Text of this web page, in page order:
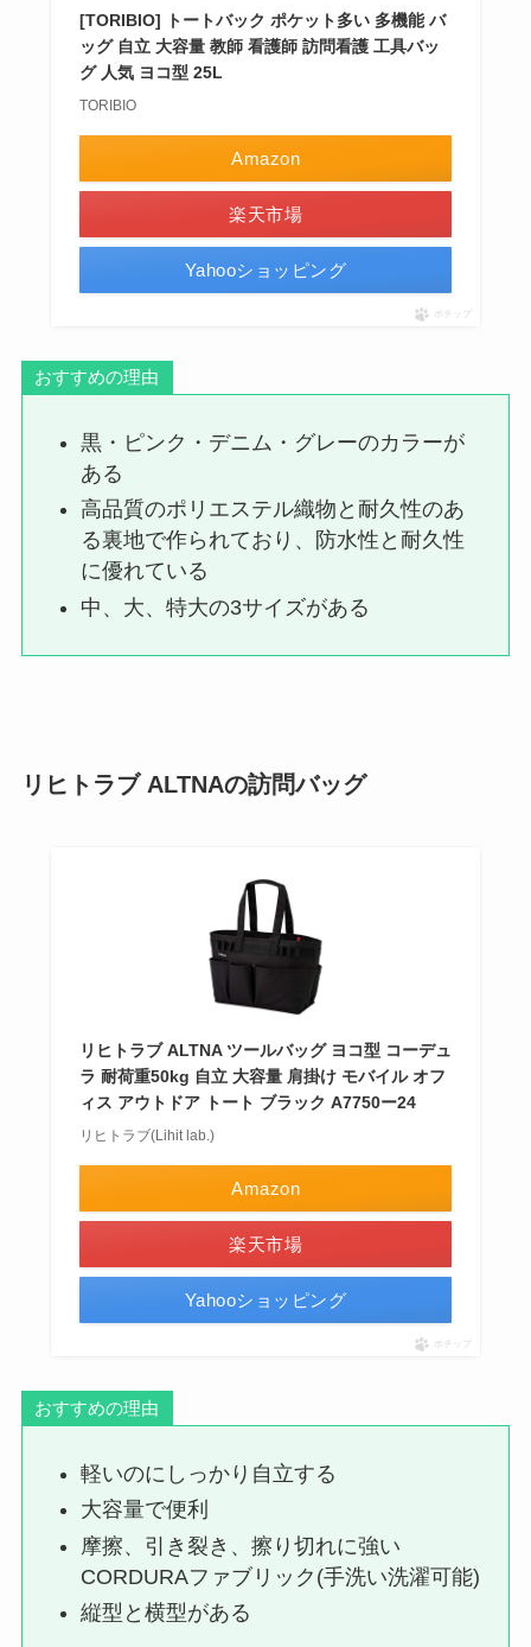
[TORIBIO] トートバック ポケット多い 多機能 バ
ッグ 自立 大容量 教師 看護師 訪問看護 工具バッ
グ 人気 ヨコ型 25L
TORIBIO
Amazon
楽天市場
Yahooショッピング
ポチップ
おすすめの理由
黒・ピンク・デニム・グレーのカラーが
ある
高品質のポリエステル織物と耐久性のあ
る裏地で作られており、防水性と耐久性
に優れている
中、大、特大の3サイズがある
リヒトラブ ALTNAの訪問バッグ
リヒトラブ ALTNA ツールバッグ ヨコ型 コーデュ
ラ 耐荷重50kg 自立 大容量 肩掛け モバイル オフ
ィス アウトドア トート ブラック A7750ー24
リヒトラブ(Lihit lab.)
Amazon
楽天市場
Yahooショッピング
ポチップ
おすすめの理由
軽いのにしっかり自立する
大容量で便利
摩擦、引き裂き、擦り切れに強い
CORDURAファブリック(手洗い洗濯可能)
縦型と横型がある